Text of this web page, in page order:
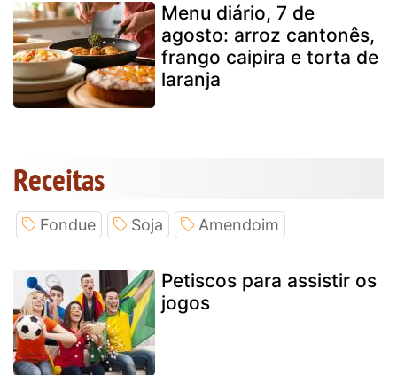
Menu diário, 7 de
agosto: arroz cantonês,
frango caipira e torta de
laranja
Receitas
Fondue Soja Amendoim
Petiscos para assistir os
jogos